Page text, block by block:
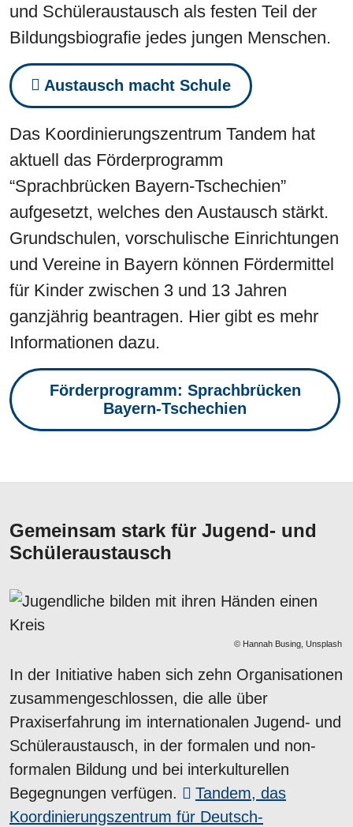
und Schüleraustausch als festen Teil der
Bildungsbiografie jedes jungen Menschen.
Austausch macht Schule
Das Koordinierungszentrum Tandem hat
aktuell das Förderprogramm
“Sprachbrücken Bayern-Tschechien”
aufgesetzt, welches den Austausch stärkt.
Grundschulen, vorschulische Einrichtungen
und Vereine in Bayern können Fördermittel
für Kinder zwischen 3 und 13 Jahren
ganzjährig beantragen. Hier gibt es mehr
Informationen dazu.
Förderprogramm: Sprachbrücken
Bayern-Tschechien
Gemeinsam stark für Jugend- und
Schüleraustausch
© Hannah Busing, Unsplash
In der Initiative haben sich zehn Organisationen
zusammengeschlossen, die alle über
Praxiserfahrung im internationalen Jugend- und
Schüleraustausch, in der formalen und non-
formalen Bildung und bei interkulturellen
Begegnungen verfügen.
Tandem, das
Koordinierungszentrum für Deutsch-